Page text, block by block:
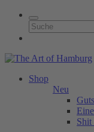
Shop
Neu
Shit